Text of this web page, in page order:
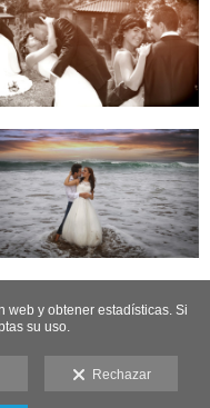
web y obtener estadísticas. Si
su uso.
Rechazar